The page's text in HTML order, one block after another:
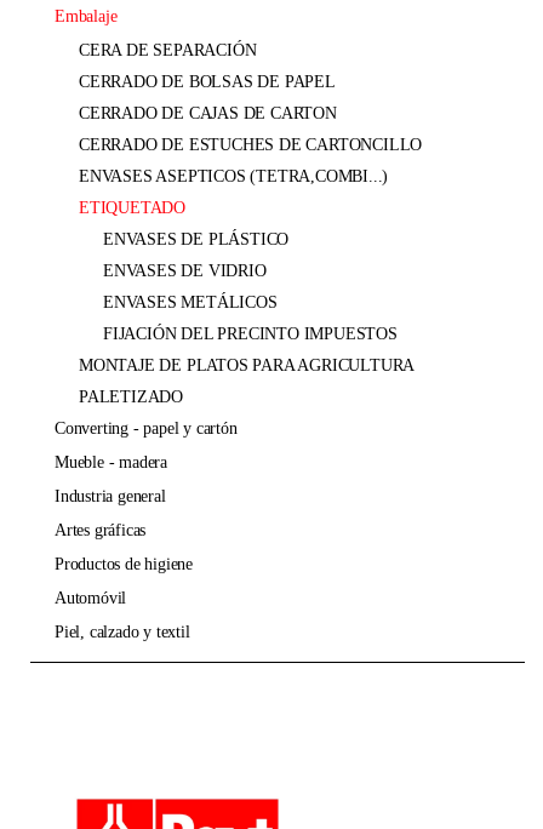
embalaje
CERA DE SEPARACIÓN
CERRADO DE BOLSAS DE PAPEL
CERRADO DE CAJAS DE CARTON
CERRADO DE ESTUCHES DE CARTONCILLO
ENVASES ASEPTICOS (TETRA,COMBI...)
ETIQUETADO
ENVASES DE PLÁSTICO
ENVASES DE VIDRIO
ENVASES METÁLICOS
FIJACIÓN DEL PRECINTO IMPUESTOS
MONTAJE DE PLATOS PARA AGRICULTURA
PALETIZADO
converting - papel y cartón
mueble - madera
industria general
artes gráficas
productos de higiene
automóvil
piel, calzado y textil